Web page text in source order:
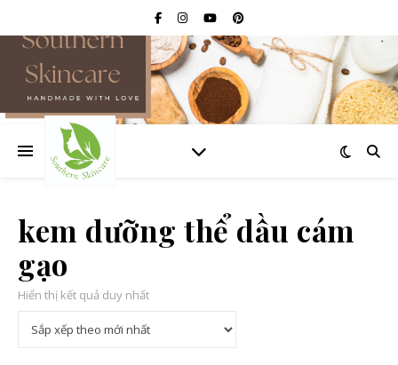
kem dưỡng thể dầu cám
gạo
Hiển thị kết quả duy nhất